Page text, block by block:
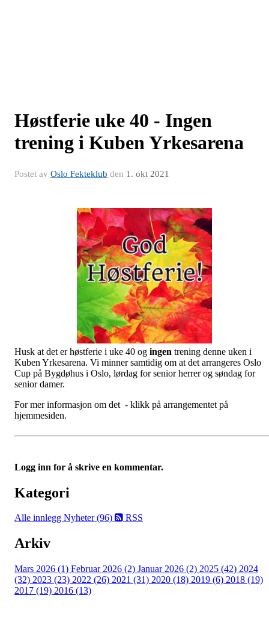
Høstferie uke 40 - Ingen
trening i Kuben Yrkesarena
Postet av Oslo Fekteklub den 1. okt 2021
Husk at det er høstferie i uke 40 og ingen trening denne uken i
Kuben Yrkesarena. Vi minner samtidig om at det arrangeres Oslo
Cup på Bygdøhus i Oslo, lørdag for senior herrer og søndag for
senior damer.
For mer informasjon om det - klikk på arrangementet på
hjemmesiden.
Logg inn for å skrive en kommentar.
Kategori
Alle innlegg Nyheter (96) RSS
Arkiv
Mars 2026 (1) Februar 2026 (2) Januar 2026 (2) 2025 (42) 2024
(32) 2023 (23) 2022 (26) 2021 (31) 2020 (18) 2019 (6) 2018 (19)
2017 (19) 2016 (13)